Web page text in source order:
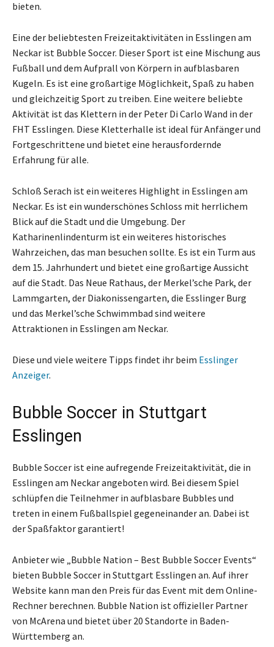
bieten.
Eine der beliebtesten Freizeitaktivitäten in Esslingen am
Neckar ist Bubble Soccer. Dieser Sport ist eine Mischung aus
Fußball und dem Aufprall von Körpern in aufblasbaren
Kugeln. Es ist eine großartige Möglichkeit, Spaß zu haben
und gleichzeitig Sport zu treiben. Eine weitere beliebte
Aktivität ist das Klettern in der Peter Di Carlo Wand in der
FHT Esslingen. Diese Kletterhalle ist ideal für Anfänger und
Fortgeschrittene und bietet eine herausfordernde
Erfahrung für alle.
Schloß Serach ist ein weiteres Highlight in Esslingen am
Neckar. Es ist ein wunderschönes Schloss mit herrlichem
Blick auf die Stadt und die Umgebung. Der
Katharinenlindenturm ist ein weiteres historisches
Wahrzeichen, das man besuchen sollte. Es ist ein Turm aus
dem 15. Jahrhundert und bietet eine großartige Aussicht
auf die Stadt. Das Neue Rathaus, der Merkel’sche Park, der
Lammgarten, der Diakonissengarten, die Esslinger Burg
und das Merkel’sche Schwimmbad sind weitere
Attraktionen in Esslingen am Neckar.
Diese und viele weitere Tipps findet ihr beim Esslinger
Anzeiger.
Bubble Soccer in Stuttgart
Esslingen
Bubble Soccer ist eine aufregende Freizeitaktivität, die in
Esslingen am Neckar angeboten wird. Bei diesem Spiel
schlüpfen die Teilnehmer in aufblasbare Bubbles und
treten in einem Fußballspiel gegeneinander an. Dabei ist
der Spaßfaktor garantiert!
Anbieter wie „Bubble Nation – Best Bubble Soccer Events“
bieten Bubble Soccer in Stuttgart Esslingen an. Auf ihrer
Website kann man den Preis für das Event mit dem Online-
Rechner berechnen. Bubble Nation ist offizieller Partner
von McArena und bietet über 20 Standorte in Baden-
Württemberg an.